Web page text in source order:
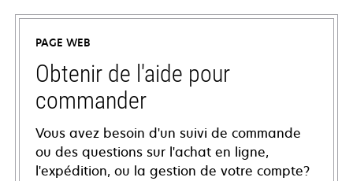
PAGE WEB
Obtenir de l'aide pour
commander
Vous avez besoin d'un suivi de commande
ou des questions sur l'achat en ligne,
l'expédition, ou la gestion de votre compte?